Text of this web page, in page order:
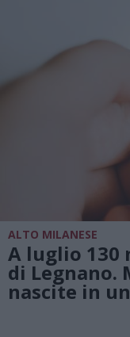
ALTO MILANESE
A luglio 130
di Legnano.
nascite in